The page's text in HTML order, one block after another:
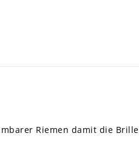
Riemen damit die Brille